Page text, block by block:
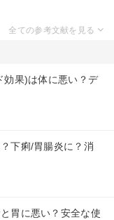
効果)は体に悪い？デ
下痢/胃腸炎に？消
胃に悪い？安全な使